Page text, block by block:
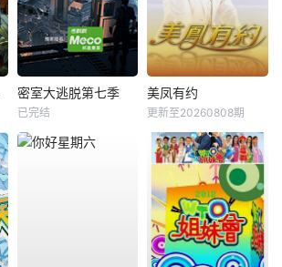
密室大逃脱第七季
已完结
美凤有约
更新至20260808期